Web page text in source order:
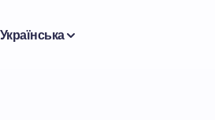
Українська